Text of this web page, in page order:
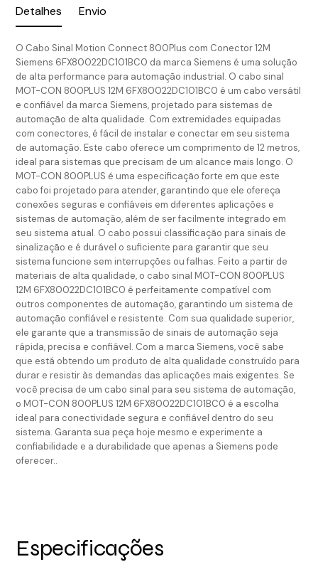
Detalhes Envio
O Cabo Sinal Motion Connect 800Plus com Conector 12M
Siemens 6FX80022DC101BC0 da marca Siemens é uma solução
de alta performance para automação industrial. O cabo sinal
MOT-CON 800PLUS 12M 6FX80022DC101BC0 é um cabo versátil
e confiável da marca Siemens, projetado para sistemas de
automação de alta qualidade. Com extremidades equipadas
com conectores, é fácil de instalar e conectar em seu sistema
de automação. Este cabo oferece um comprimento de 12 metros,
ideal para sistemas que precisam de um alcance mais longo. O
MOT-CON 800PLUS é uma especificação forte em que este
cabo foi projetado para atender, garantindo que ele ofereça
conexões seguras e confiáveis em diferentes aplicações e
sistemas de automação, além de ser facilmente integrado em
seu sistema atual. O cabo possui classificação para sinais de
sinalização e é durável o suficiente para garantir que seu
sistema funcione sem interrupções ou falhas. Feito a partir de
materiais de alta qualidade, o cabo sinal MOT-CON 800PLUS
12M 6FX80022DC101BC0 é perfeitamente compatível com
outros componentes de automação, garantindo um sistema de
automação confiável e resistente. Com sua qualidade superior,
ele garante que a transmissão de sinais de automação seja
rápida, precisa e confiável. Com a marca Siemens, você sabe
que está obtendo um produto de alta qualidade construído para
durar e resistir às demandas das aplicações mais exigentes. Se
você precisa de um cabo sinal para seu sistema de automação,
o MOT-CON 800PLUS 12M 6FX80022DC101BC0 é a escolha
ideal para conectividade segura e confiável dentro do seu
sistema. Garanta sua peça hoje mesmo e experimente a
confiabilidade e a durabilidade que apenas a Siemens pode
oferecer..
Especificações